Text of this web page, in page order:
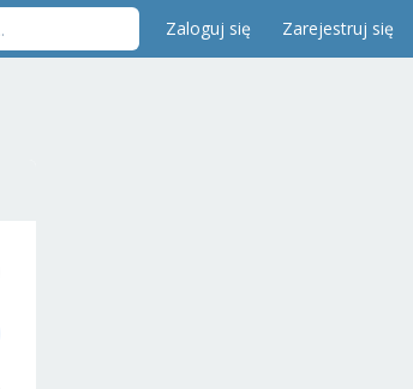
Zaloguj się Zarejestruj się